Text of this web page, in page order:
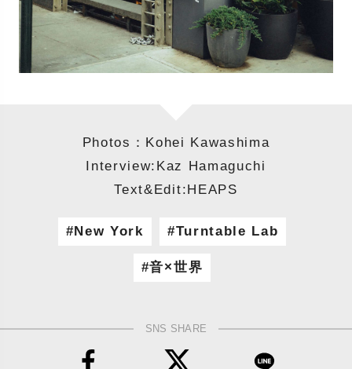
Photos：Kohei Kawashima
Interview:Kaz Hamaguchi
Text&Edit:HEAPS
New York Turntable Lab
音×世界
SNS SHARE